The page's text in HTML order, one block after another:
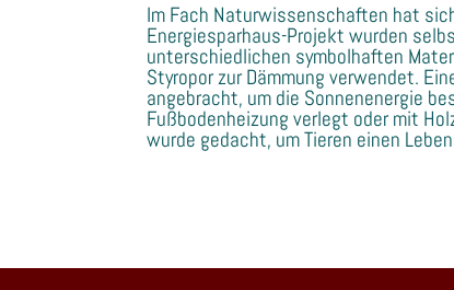
Im Fach Naturwissenschaften hat
Energiesparhaus-Projekt wurden
unterschiedlichen symbolhaften
Styropor zur Dämmung verwendet.
angebracht, um die Sonnenenergie
Fußbodenheizung verlegt oder mit
wurde gedacht, um Tieren einen